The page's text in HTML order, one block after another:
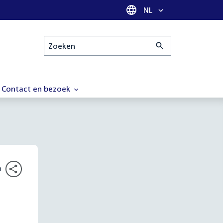
Taal selectie
NL
Zoeken
Contact en bezoek